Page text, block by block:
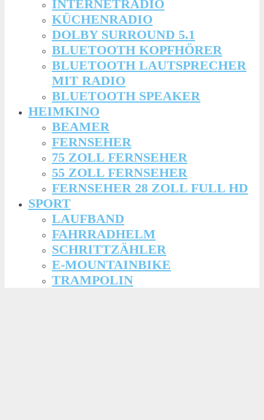
INTERNETRADIO
KÜCHENRADIO
DOLBY SURROUND 5.1
BLUETOOTH KOPFHÖRER
BLUETOOTH LAUTSPRECHER
MIT RADIO
BLUETOOTH SPEAKER
HEIMKINO
BEAMER
FERNSEHER
75 ZOLL FERNSEHER
55 ZOLL FERNSEHER
FERNSEHER 28 ZOLL FULL HD
SPORT
LAUFBAND
FAHRRADHELM
SCHRITTZÄHLER
E-MOUNTAINBIKE
TRAMPOLIN